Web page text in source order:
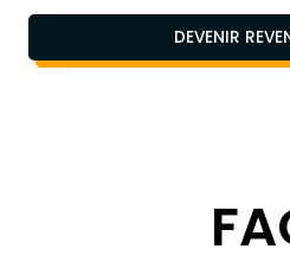
DEVENIR